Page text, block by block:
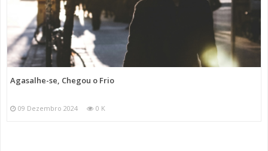
Agasalhe-se, Chegou o Frio
09 Dezembro 2024 0 K